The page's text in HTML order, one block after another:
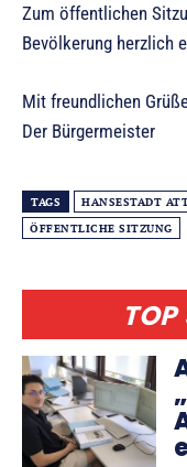
Zum öffentlichen
Bevölkerung herzlich
Mit freundlichen
Der Bürgermeister
TAGS HANSESTADT
ÖFFENTLICHE SITZUNG